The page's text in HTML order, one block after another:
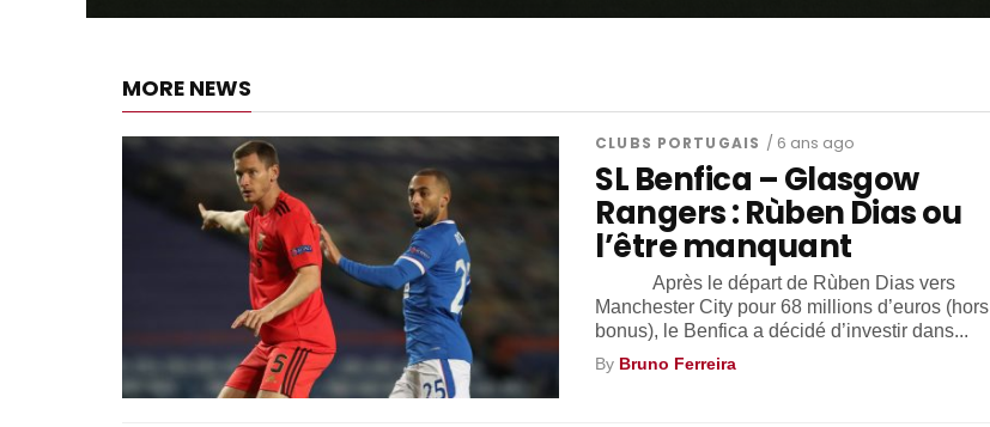
MORE NEWS
CLUBS PORTUGAIS / 6 ans ago
SL Benfica – Glasgow
Rangers : Rùben Dias ou
l’être manquant
Après le départ de Rùben Dias vers
Manchester City pour 68 millions d’euros (hors
bonus), le Benfica a décidé d’investir dans...
By Bruno Ferreira